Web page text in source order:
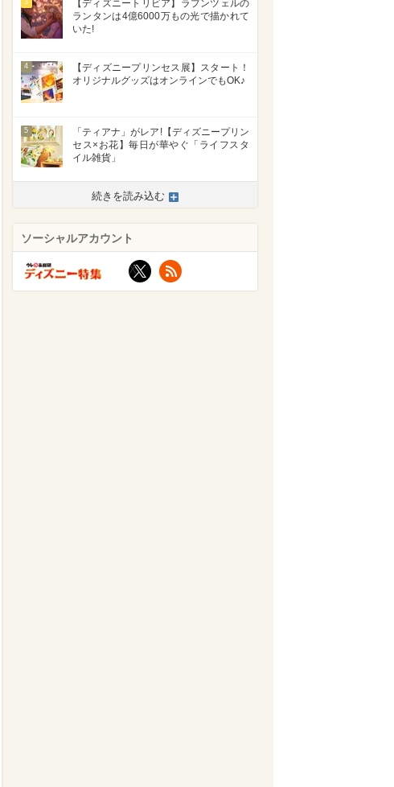
>
3
【ディズニートリビア】ラプンツェルの
ランタンは4億6000万もの光で描かれて
いた!
4
【ディズニープリンセス展】スタート！
オリジナルグッズはオンラインでもOK♪
5
「ティアナ」がレア!【ディズニープリン
セス×お花】毎日が華やぐ「ライフスタ
イル雑貨」
続きを読み込む
ソーシャルアカウント
X